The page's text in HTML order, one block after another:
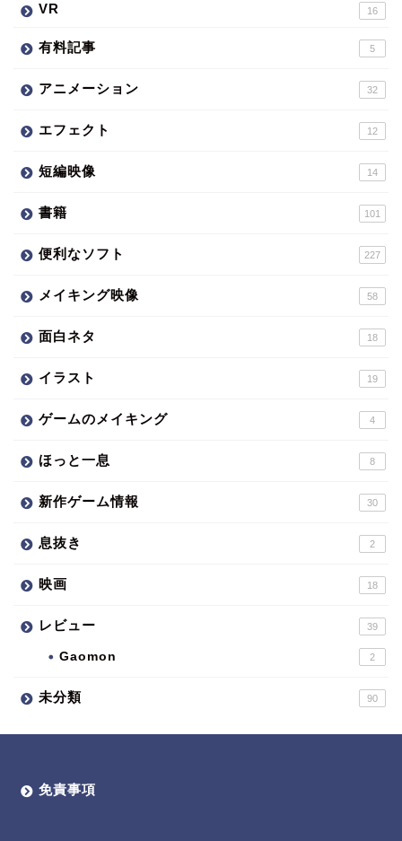
VR 16
有料記事 5
アニメーション 32
エフェクト 12
短編映像 14
書籍 101
便利なソフト 227
メイキング映像 58
面白ネタ 18
イラスト 19
ゲームのメイキング 4
ほっと一息 8
新作ゲーム情報 30
息抜き 2
映画 18
レビュー 39
Gaomon 2
未分類 90
免責事項